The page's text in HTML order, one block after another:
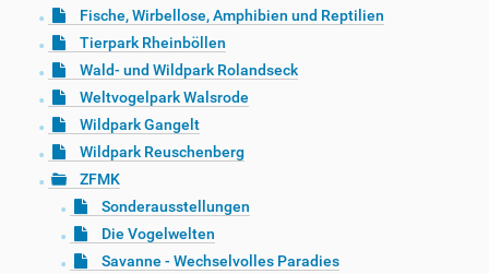
Fische, Wirbellose, Amphibien und Reptilien
Tierpark Rheinböllen
Wald- und Wildpark Rolandseck
Weltvogelpark Walsrode
Wildpark Gangelt
Wildpark Reuschenberg
ZFMK
Sonderausstellungen
Die Vogelwelten
Savanne - Wechselvolles Paradies